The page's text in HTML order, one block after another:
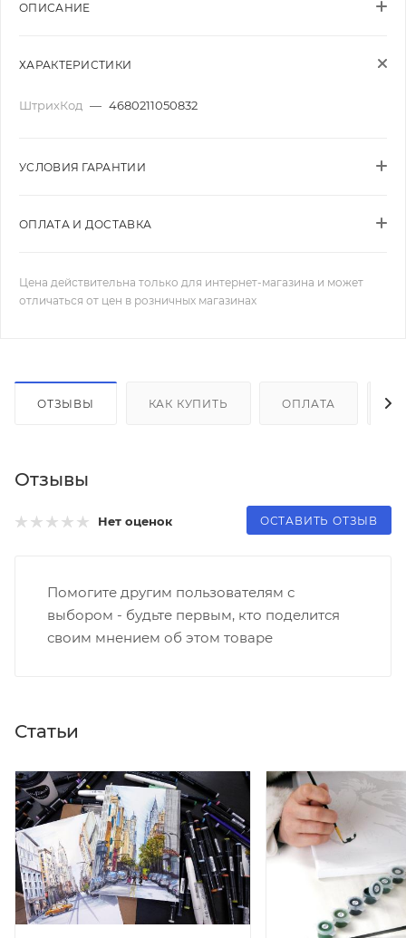
ОПИСАНИЕ
ХАРАКТЕРИСТИКИ
ШтрихКод — 4680211050832
УСЛОВИЯ ГАРАНТИИ
ОПЛАТА И ДОСТАВКА
Цена действительна только для интернет-магазина и может
отличаться от цен в розничных магазинах
ОТЗЫВЫ КАК КУПИТЬ ОПЛАТА
Отзывы
Нет оценок ОСТАВИТЬ ОТЗЫВ
Помогите другим пользователям с
выбором - будьте первым, кто поделится
своим мнением об этом товаре
Статьи